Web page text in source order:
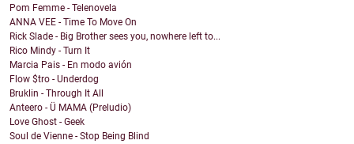
Pom Femme - Telenovela
ANNA VEE - Time To Move On
Rick Slade - Big Brother sees you, nowhere left to...
Rico Mindy - Turn It
Marcia Pais - En modo avión
Flow $tro - Underdog
Bruklin - Through It All
Anteero - Ü MAMA (Preludio)
Love Ghost - Geek
Soul de Vienne - Stop Being Blind